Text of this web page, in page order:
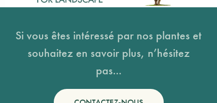
Si vous êtes intéressé par nos plantes et
souhaitez en savoir plus, n’hésitez
pas...